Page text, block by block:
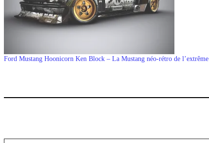
Ford Mustang Hoonicorn Ken Block – La Mustang néo-rétro de l’extrême
Saisissez votre adresse e-mail…